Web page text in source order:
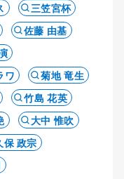
三笠宮杯
佐藤 由基
ワ
菊地 竜生
竹島 花英
大中 惟吹
保 政宗